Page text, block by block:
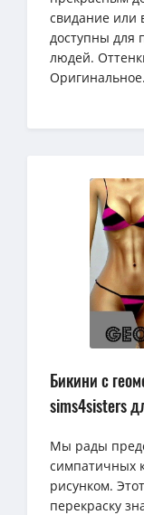
свидание или
доступны для
людей.
Бикини с
sims4sisters
Мы рады
симпатичных
рисунком.
перекраску